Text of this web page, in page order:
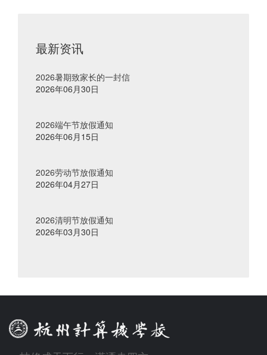
最新资讯
2026暑期致家长的一封信
2026年06月30日
2026端午节放假通知
2026年06月15日
2026劳动节放假通知
2026年04月27日
2026清明节放假通知
2026年03月30日